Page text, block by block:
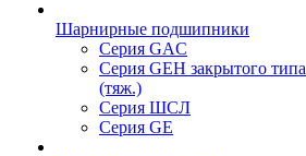
Шарнирные подшипники
Серия GAC
Серия GEH закрытого типа
(тяж.)
Серия ШСЛ
Серия GE